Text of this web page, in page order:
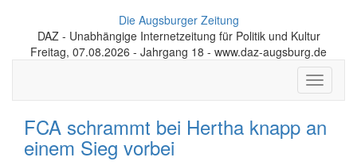
Die Augsburger Zeitung
DAZ - Unabhängige Internetzeitung für Politik und Kultur
Freitag, 07.08.2026 - Jahrgang 18 - www.daz-augsburg.de
Toggle
FCA schrammt bei Hertha knapp an
einem Sieg vorbei